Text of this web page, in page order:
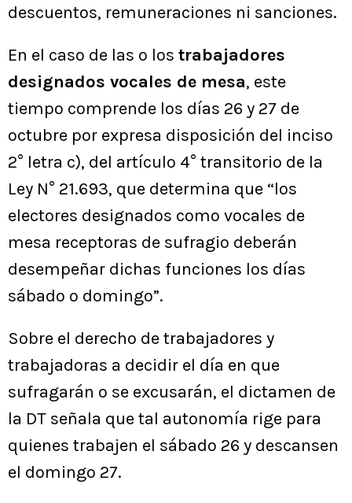
descuentos, remuneraciones ni sanciones.
En el caso de las o los trabajadores
designados vocales de mesa, este
tiempo comprende los días 26 y 27 de
octubre por expresa disposición del inciso
2° letra c), del artículo 4° transitorio de la
Ley N° 21.693, que determina que “los
electores designados como vocales de
mesa receptoras de sufragio deberán
desempeñar dichas funciones los días
sábado o domingo”.
Sobre el derecho de trabajadores y
trabajadoras a decidir el día en que
sufragarán o se excusarán, el dictamen de
la DT señala que tal autonomía rige para
quienes trabajen el sábado 26 y descansen
el domingo 27.